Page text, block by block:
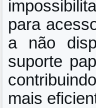
para
a não
suporte
mais